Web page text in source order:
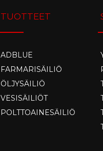
TUOTTEET
ADBLUE
FARMARISÄILIÖ
ÖLJYSÄILIÖ
VESISÄILIÖT
POLTTOAINESÄILIÖ